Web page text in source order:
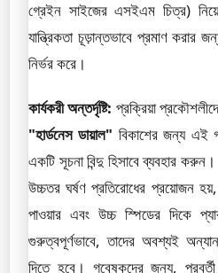
গ্রেইন সাইজের এসইএম চিত্র)
যান্ত্রিকতা চূড়ান্তভাবে প্রমাণ করার
নির্ভর করে।
কার্যকরী অন্তর্দৃষ্টি: প্রক্রিয়া
"হার্ডনেস ডায়াল" বিকাশের জন্য এই
একটি সূচনা বিন্দু হিসাবে ব্যবহার
উচ্চতর ঘর্ষণ প্রতিরোধের প্রয়োজন
পাওয়ার এবং উচ্চ স্পিডের দিকে
গুরুত্বপূর্ণভাবে, তাদের অবশ্যই
দিতে হবে। গবেষকদের জন্য,